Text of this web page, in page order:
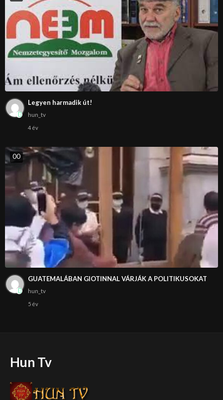
Legyen harmadik út!
hun_tv
4 év
00
GUATEMALÁBAN GIOTINNAL VÁRJÁK A POLITIKUSOKAT
hun_tv
5 év
Hun Tv